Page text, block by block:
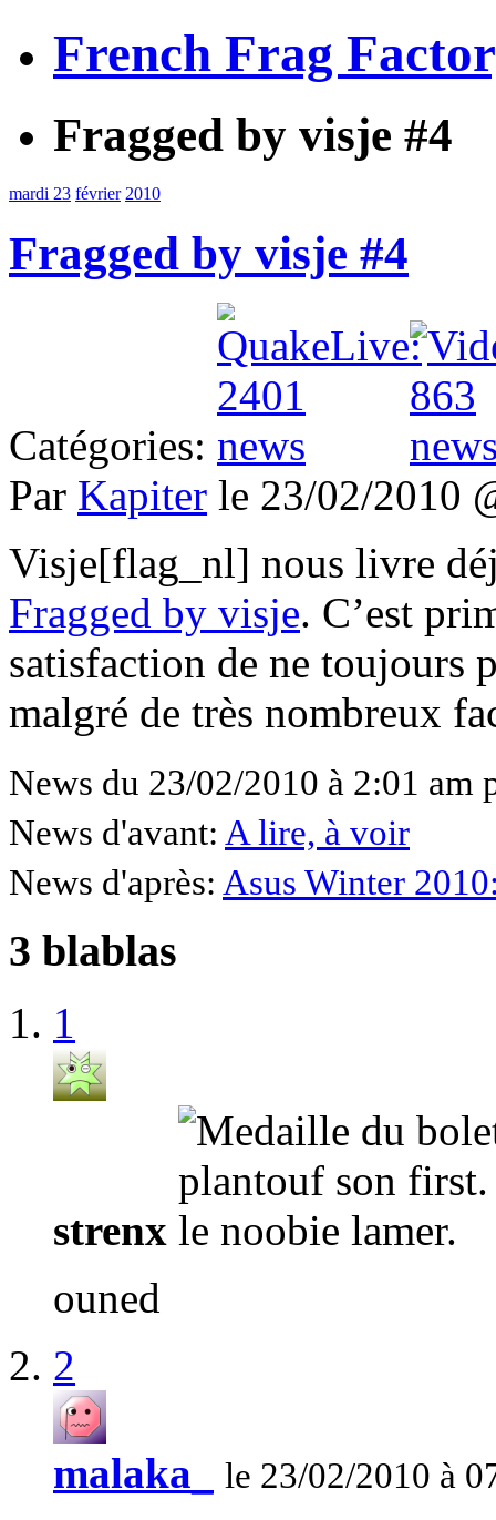
French Frag
Fragged by visje #4
mardi 23 février 2010
Fragged by visje #4
Catégories:
Par Kapiter le 23/02/2010
Visje[flag_nl] nous livre
Fragged by visje. C’est
satisfaction de ne toujours
malgré de très nombreux
News du 23/02/2010 à 2:01 am
News d'avant: A lire, à voir
News d'après: Asus Winter
3 blablas
1
strenx
ouned
2
malaka_ le 23/02/2010 à